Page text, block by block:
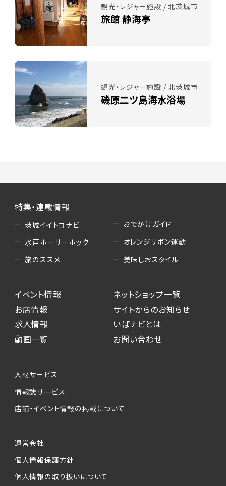
観光・レジャー施設 / 北茨城市
旅館 静海亭
観光・レジャー施設 / 北茨城市
磯原二ツ島海水浴場
特集・連載情報
茨城イイトコナビ
水戸ホーリーホック
旅のススメ
おでかけガイド
オレンジリボン運動
美味しおスタイル
イベント情報
お店情報
求人情報
動画一覧
ネットショップ一覧
サイトからのお知らせ
いばナビとは
お問い合わせ
人材サービス
情報誌サービス
店舗・イベント情報の掲載について
運営会社
個人情報保護方針
個人情報の取り扱いについて